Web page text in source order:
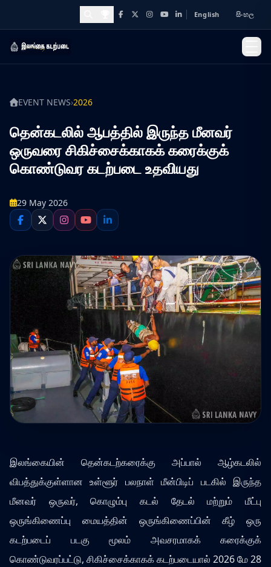
Awards and Achievements
Facebook
X Instagram
YouTubeLinkedInEnglish සිංහල
EVENT NEWS›2026
தென்கடலில் ஆபத்தில் இருந்த மீனவர்
ஒருவரை சிகிச்சைக்காகக் கரைக்குக்
கொண்டுவர கடற்படை உதவியது
29 May 2026
இலங்கையின் தென்கடற்கரைக்கு அப்பால் ஆழ்கடலில்
விபத்துக்குள்ளான உள்ளூர் பலநாள் மீன்பிடிப் படகில் இருந்த
மீனவர் ஒருவர், கொழும்பு கடல் தேடல் மற்றும் மீட்பு
ஒருங்கிணைப்பு மையத்தின் ஒருங்கிணைப்பின் கீழ் ஒரு
கடற்படைப் படகு மூலம் அவசரமாகக் கரைக்குக்
கொண்டுவரப்பட்டு, சிகிச்சைக்காகக் கடற்படையால் 2026 மே 28